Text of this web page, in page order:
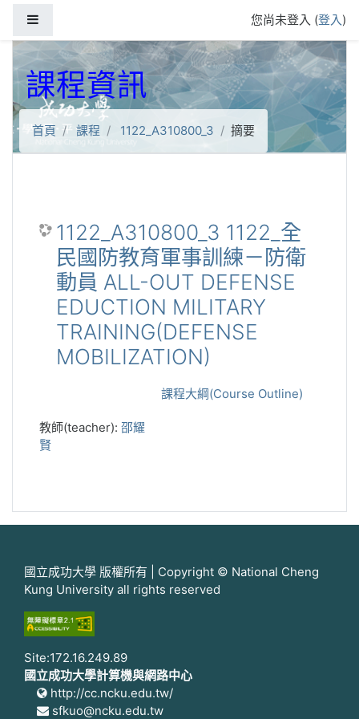
您尚未登入 (登入)
課程資訊
首頁 課程 1122_A310800_3 摘要
1122_A310800_3 1122_全
民國防教育軍事訓練－防衛
動員 ALL-OUT DEFENSE
EDUCTION MILITARY
TRAINING(DEFENSE
MOBILIZATION)
課程大綱(Course Outline)
教師(teacher): 邵耀
賢
國立成功大學 版權所有 | Copyright © National Cheng
Kung University all rights reserved
Site:172.16.249.89
國立成功大學計算機與網路中心
http://cc.ncku.edu.tw/
sfkuo@ncku.edu.tw